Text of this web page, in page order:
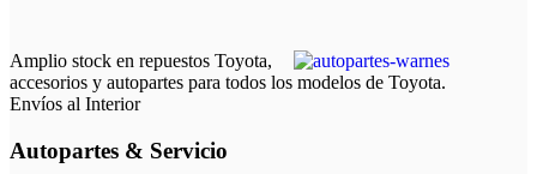
Amplio stock en repuestos Toyota,
accesorios y autopartes para todos los modelos de Toyota.
Envíos al Interior
Autopartes & Servicio